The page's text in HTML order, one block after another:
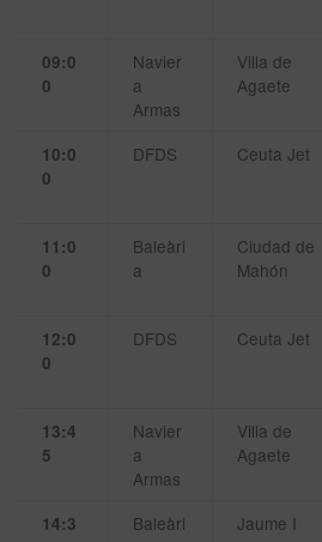
09:0
0
Navier
a
Armas
Villa de
Agaete
10:0
0
DFDS Ceuta Jet
11:0
0
Baleàri
a
Ciudad de
Mahón
12:0
0
DFDS Ceuta Jet
13:4
5
Navier
a
Armas
Villa de
Agaete
14:3
Baleàri
Jaume I